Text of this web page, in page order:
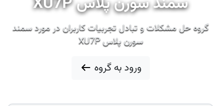
گروه حل مشکلات و تبادل تجربیات کاربران در مورد سمند
سورن پلاس XU7P
ورود به گروه